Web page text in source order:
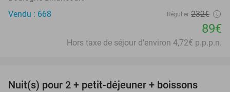
Vendu : 668
Régulier 232€
89€
Hors taxe de séjour d'environ 4,72€ p.p.p.n.
Nuit(s) pour 2 + petit-déjeuner + boissons